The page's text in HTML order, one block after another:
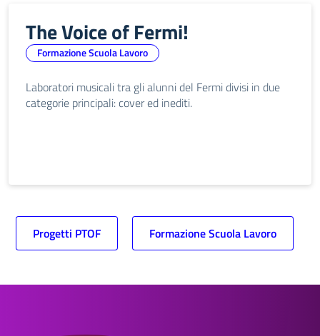
The Voice of Fermi!
Formazione Scuola Lavoro
Laboratori musicali tra gli alunni del Fermi divisi in due
categorie principali: cover ed inediti.
Progetti PTOF Formazione Scuola Lavoro